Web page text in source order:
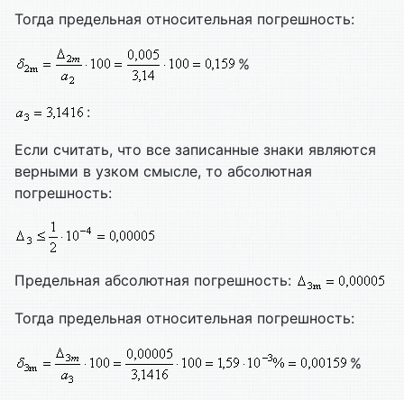
Тогда предельная относительная погрешность:
%
:
Если считать, что все записанные знаки являются
верными в узком смысле, то абсолютная
погрешность:
Предельная абсолютная погрешность:
Тогда предельная относительная погрешность:
%